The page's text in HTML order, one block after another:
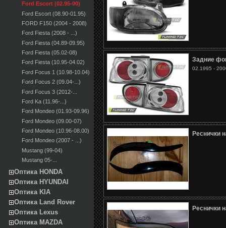
Ford Escort (02.95-00)
Ford Escort (08.90-01.95)
FORD F150 (2004 - 2008)
Ford Fiesta (2008 - ...)
Ford Fiesta (04.89-09.95)
Ford Fiesta (05.02-08)
Ford Fiesta (10.95-04.02)
Ford Focus 1 (10.98-10.04)
Ford Focus 2 (09.04-...)
Ford Focus 3 (2012-...
Ford Ka (11.96-...)
Ford Mondeo (01.93-09.96)
Ford Mondeo (09.00-07)
Ford Mondeo (10.96-08.00)
Ford Mondeo (2007 - ...)
Mustang (99-04)
Mustang 05-...
Оптика HONDA
Оптика HYUNDAI
Оптика KIA
Оптика Land Rover
Оптика Lexus
Оптика MAZDA
Задние
02.1995 -
Реснички
Реснички